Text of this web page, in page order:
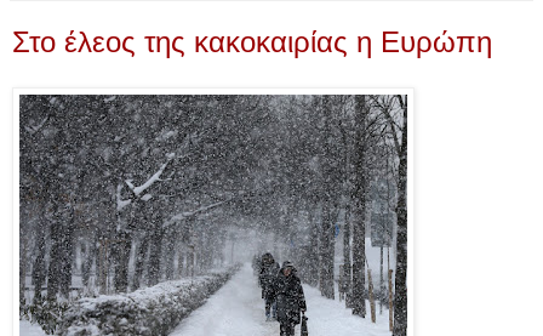
Στο έλεος της κακοκαιρίας η Ευρώπη